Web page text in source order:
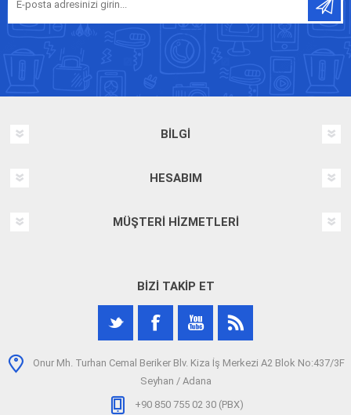
BILGI
HESABIM
MÜŞTERI HIZMETLERI
BIZI TAKIP ET
Onur Mh. Turhan Cemal Beriker Blv. Kiza İş Merkezi A2 Blok No:437/3F
Seyhan / Adana
+90 850 755 02 30 (PBX)